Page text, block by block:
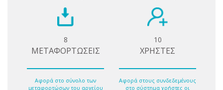
8
ΜΕΤΑΦΟΡΤΩΣΕΙΣ
Αφορά στο σύνολο των
μεταφορτώσων του αρχείου
10
ΧΡΗΣΤΕΣ
Αφορά στους συνδεδεμένους
στο σύστημα χρήστες οι